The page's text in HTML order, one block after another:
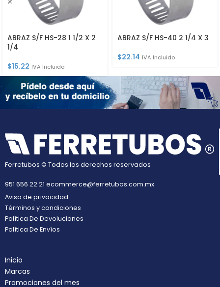
ABRAZ S/F HS-28 1 1/2 X 2
1/4
$15.22 IVA Incluido
ABRAZ S/F HS-40 2 1/4 X 3
$22.14 IVA Incluido
Ferretubos © Todos los derechos reservados
951 656 22 21 ecommerce@ferretubos.com.mx
Aviso de privacidad
Términos y condiciones
Política De Devoluciones
Política De Envíos
Inicio
Marcas
Promociones del mes